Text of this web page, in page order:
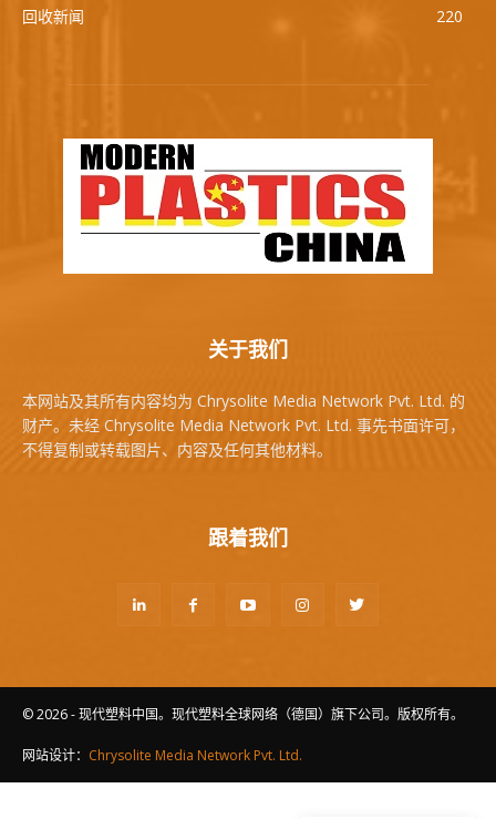
回收新闻
220
关于我们
本网站及其所有内容均为 Chrysolite Media Network Pvt. Ltd. 的
财产。未经 Chrysolite Media Network Pvt. Ltd. 事先书面许可，
不得复制或转载图片、内容及任何其他材料。
跟着我们
© 2026 - 现代塑料中国。现代塑料全球网络（德国）旗下公司。版权所有。
网站设计： Chrysolite Media Network Pvt. Ltd.